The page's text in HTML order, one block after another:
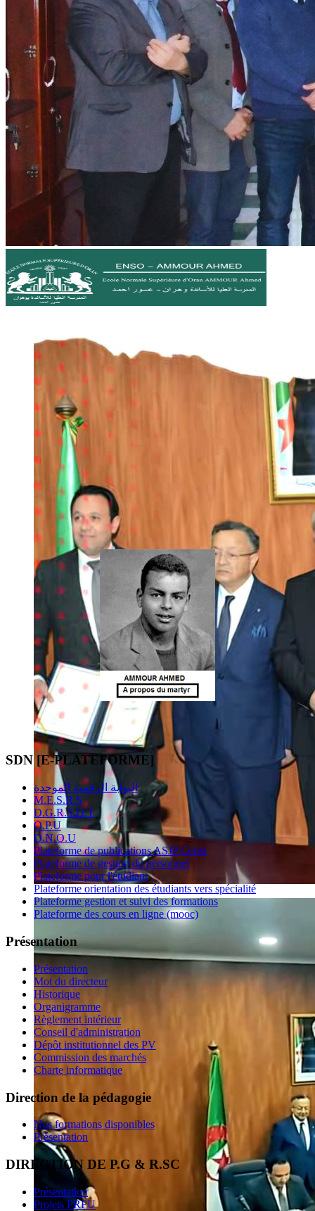
SDN [E-PLATEFORME]
البوابة الرقمية الموحدة
M.E.S.R.S
D.G.R.S.D.T
O.P.U
O.N.O.U
Plateforme de publications ASJP Cerist
Plateforme de gestion du personnel
Plateforme pour l'étudiant
Plateforme orientation des étudiants vers spécialité
Plateforme gestion et suivi des formations
Plateforme des cours en ligne (mooc)
Présentation
Présentation
Mot du directeur
Historique
Organigramme
Règlement intérieur
Conseil d'administration
Dépôt institutionnel des PV
Commission des marchés
Charte informatique
Direction de la pédagogie
Nos formations disponibles
Présentation
DIRECTION DE P.G & R.SC
Présentation
Projets PRFU